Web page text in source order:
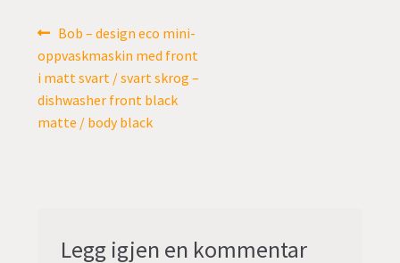
Innleggsnavigasjon
Forrige
innlegg:
Bob – design eco mini-
oppvaskmaskin med front
i matt svart / svart skrog –
dishwasher front black
matte / body black
Legg igjen en kommentar